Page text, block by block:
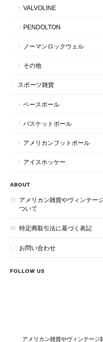
VALVOLINE
PENDOLTON
ノーマンロックウェル
その他
スポーツ雑貨
ベースボール
バスケットボール
アメリカンフットボール
アイスホッケー
ABOUT
アメリカン雑貨やヴィンテー
ついて
特定商取引法に基づく表記
お問い合わせ
FOLLOW US
アメリカン雑貨やヴィンテー